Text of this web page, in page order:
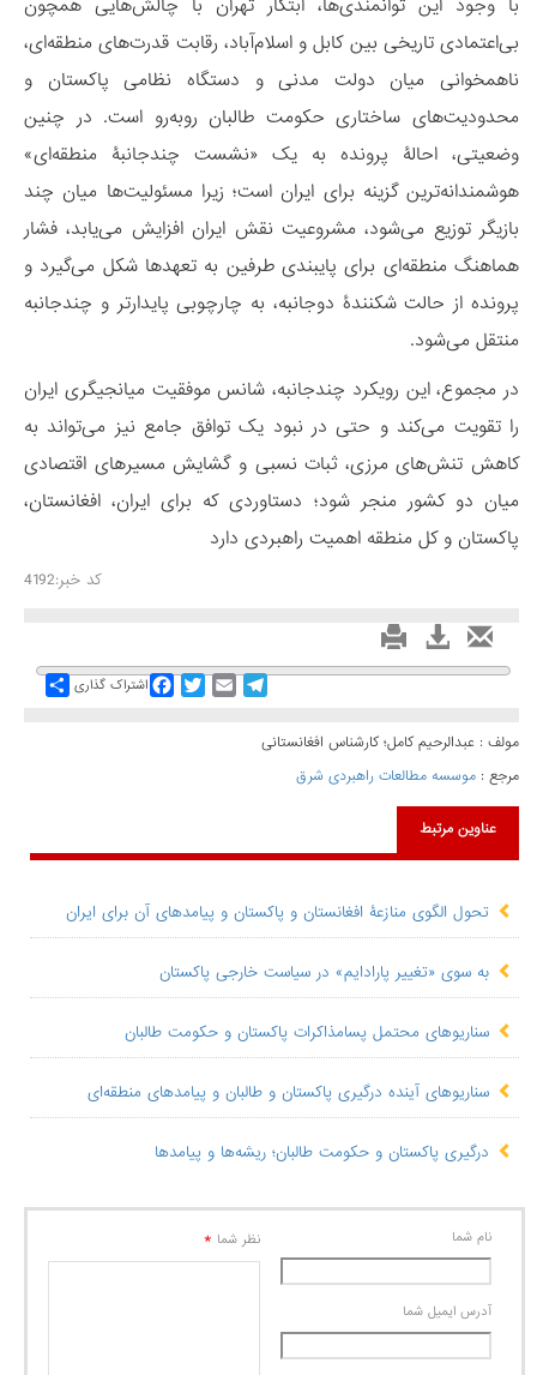
با وجود این توانمندی‌ها، ابتکار تهران با چالش‌هایی همچون
بی‌اعتمادی تاریخی بین کابل و اسلام‌آباد، رقابت قدرت‌های منطقه‌ای،
ناهمخوانی میان دولت مدنی و دستگاه نظامی پاکستان و
محدودیت‌های ساختاری حکومت طالبان روبه‌رو است. در چنین
وضعیتی، احالۀ پرونده به یک «نشست چندجانبۀ منطقه‌ای»
هوشمندانه‌ترین گزینه برای ایران است؛ زیرا مسئولیت‌ها میان چند
بازیگر توزیع می‌شود، مشروعیت نقش ایران افزایش می‌یابد، فشار
هماهنگ منطقه‌ای برای پایبندی طرفین به تعهدها شکل می‌گیرد و
پرونده از حالت شکنندۀ دوجانبه، به چارچوبی پایدارتر و چندجانبه
منتقل می‌شود.
در مجموع، این رویکرد چندجانبه، شانس موفقیت میانجیگری ایران
را تقویت می‌کند و حتی در نبود یک توافق جامع نیز می‌تواند به
کاهش تنش‌های مرزی، ثبات نسبی و گشایش مسیرهای اقتصادی
میان دو کشور منجر شود؛ دستاوردی که برای ایران، افغانستان،
پاکستان و کل منطقه اهمیت راهبردی دارد
کد خبر:4192
Share اشتراک گذاری
FacebookTwitterEmail
Telegram
مولف : عبدالرحیم کامل؛ کارشناس افغانستانی
مرجع : موسسه مطالعات راهبردی شرق
عناوین مرتبط
تحول الگوی منازعۀ افغانستان و پاکستان و پیامدهای آن برای ایران
به سوی «تغییر پارادایم» در سیاست خارجی پاکستان
سناریوهای محتمل پسامذاکرات پاکستان و حکومت طالبان
سناریوهای آینده درگیری پاکستان و طالبان و پیامدهای منطقه‌ای
درگیری پاکستان و حکومت طالبان؛ ریشه‌ها و پیامدها
نام شما
آدرس ايميل شما
نظر شما *